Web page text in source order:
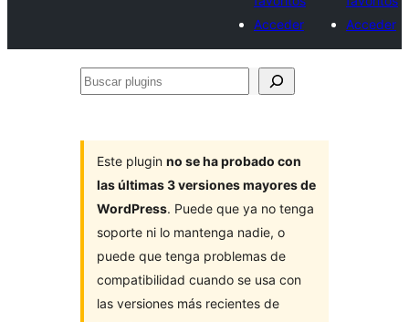
Acceder
Acceder
Buscar
Este plugin no se ha probado con
las últimas 3 versiones mayores de
WordPress. Puede que ya no tenga
soporte ni lo mantenga nadie, o
puede que tenga problemas de
compatibilidad cuando se usa con
las versiones más recientes de